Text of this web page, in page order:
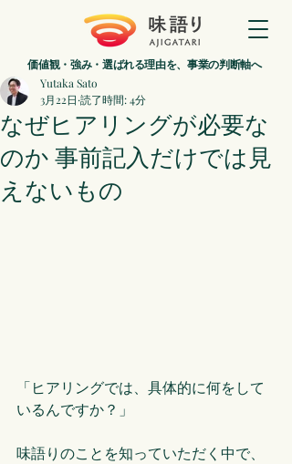
価値観・強み・選ばれる理由を、事業の判断軸へ
なぜヒアリングが必要な
のか 事前記入だけでは見
えないもの
Yutaka Sato
3月22日 読了時間: 4分
「ヒアリングでは、具体的に何をして
いるんですか？」
味語りのことを知っていただく中で、